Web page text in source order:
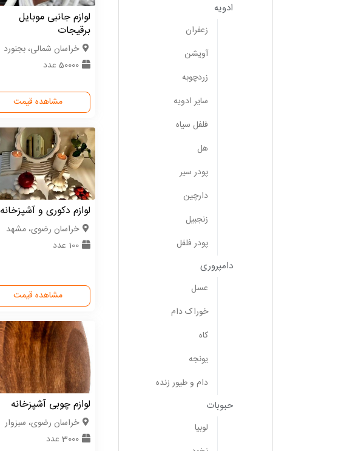
لوازم جانبی موبایل
برقیجات
خراسان شمالی، بجنورد
50000 عدد
مشاهده قیمت
لوازم دکوری و آشپزخانه
خراسان رضوی، مشهد
100 عدد
مشاهده قیمت
لوازم چوبی آشپزخانه
خراسان رضوی، سبزوار
3000 عدد
ادویه
زعفران
آویشن
زردچوبه
سایر ادویه
فلفل سیاه
هل
پودر سیر
دارچین
زنجبیل
پودر فلفل
دامپروری
عسل
خوراک دام
کاه
یونجه
دام و طیور زنده
حبوبات
لوبیا